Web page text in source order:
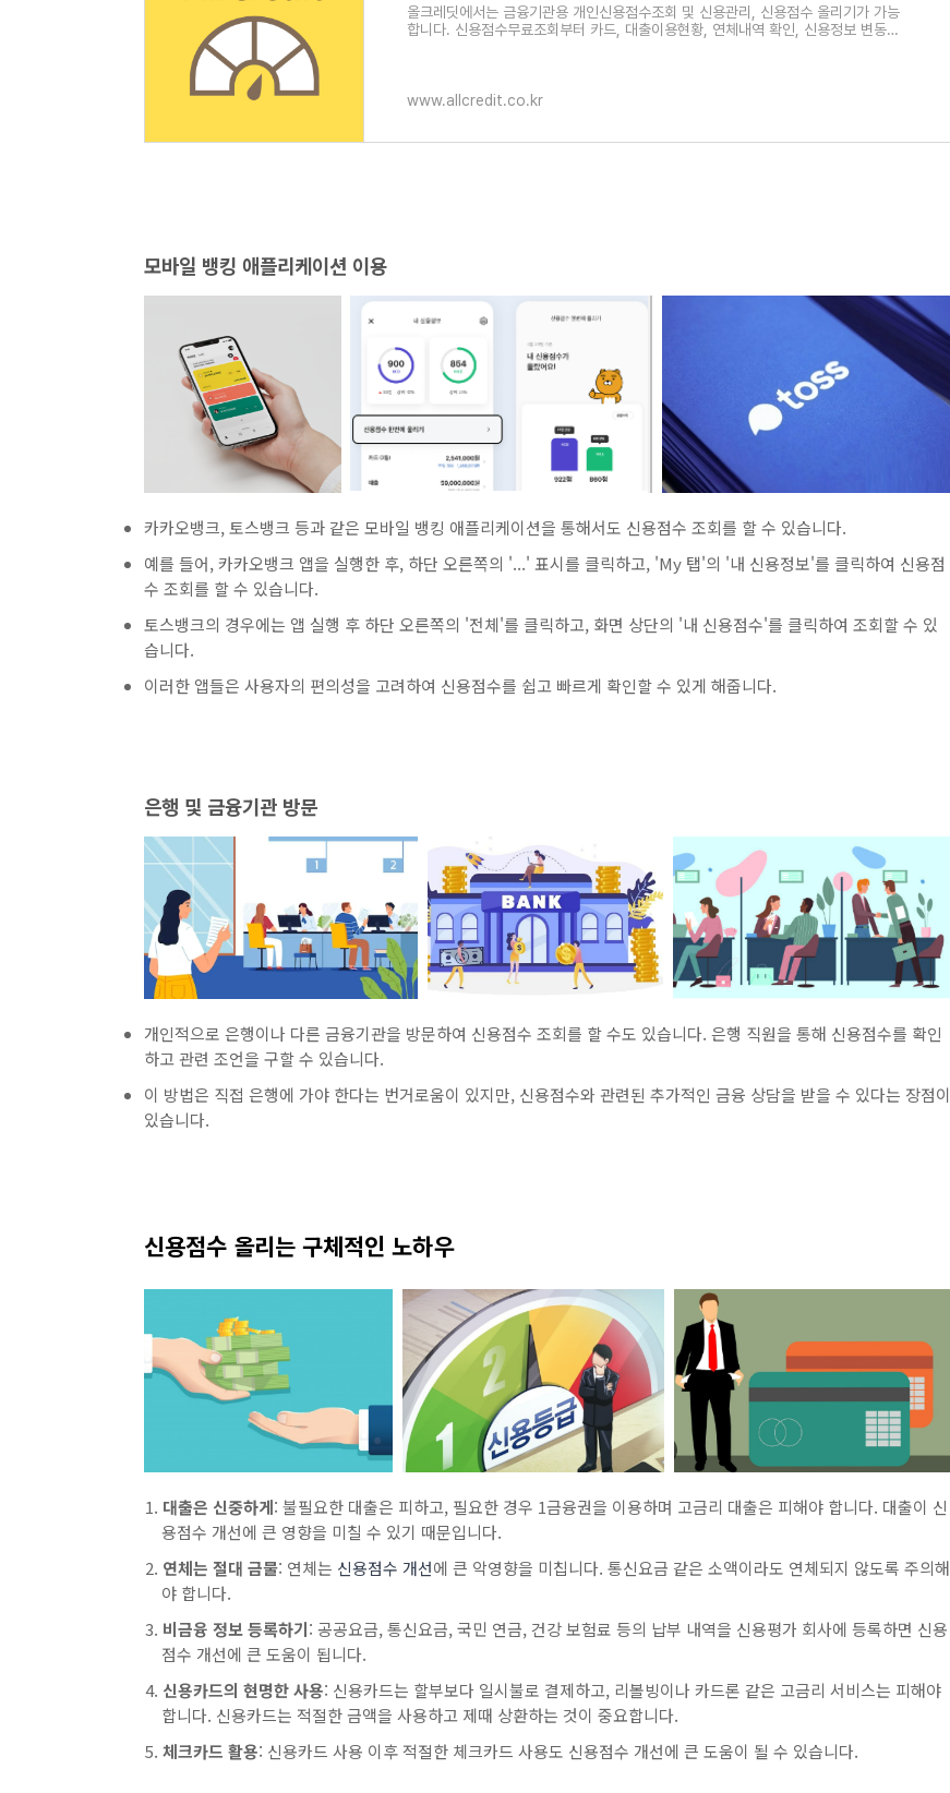
올크레딧에서는 금융기관용 개인신용점수조회 및 신용관리, 신용점수 올리기가 가능
합니다. 신용점수무료조회부터 카드, 대출이용현황, 연체내역 확인, 신용정보 변동알
www.allcredit.co.kr
모바일 뱅킹 애플리케이션 이용
카카오뱅크, 토스뱅크 등과 같은 모바일 뱅킹 애플리케이션을 통해서도 신용점수 조회를 할 수 있습니다.
예를 들어, 카카오뱅크 앱을 실행한 후, 하단 오른쪽의 '...' 표시를 클릭하고, 'My 탭'의 '내 신용정보'를 클릭하여 신용점
수 조회를 할 수 있습니다.
토스뱅크의 경우에는 앱 실행 후 하단 오른쪽의 '전체'를 클릭하고, 화면 상단의 '내 신용점수'를 클릭하여 조회할 수 있
습니다.
이러한 앱들은 사용자의 편의성을 고려하여 신용점수를 쉽고 빠르게 확인할 수 있게 해줍니다.
은행 및 금융기관 방문
개인적으로 은행이나 다른 금융기관을 방문하여 신용점수 조회를 할 수도 있습니다. 은행 직원을 통해 신용점수를 확인
하고 관련 조언을 구할 수 있습니다.
이 방법은 직접 은행에 가야 한다는 번거로움이 있지만, 신용점수와 관련된 추가적인 금융 상담을 받을 수 있다는 장점이
있습니다.
신용점수 올리는 구체적인 노하우
대출은 신중하게: 불필요한 대출은 피하고, 필요한 경우 1금융권을 이용하며 고금리 대출은 피해야 합니다. 대출이 신
용점수 개선에 큰 영향을 미칠 수 있기 때문입니다.
연체는 절대 금물: 연체는 신용점수 개선에 큰 악영향을 미칩니다. 통신요금 같은 소액이라도 연체되지 않도록 주의해
야 합니다.
비금융 정보 등록하기: 공공요금, 통신요금, 국민 연금, 건강 보험료 등의 납부 내역을 신용평가 회사에 등록하면 신용
점수 개선에 큰 도움이 됩니다.
신용카드의 현명한 사용: 신용카드는 할부보다 일시불로 결제하고, 리볼빙이나 카드론 같은 고금리 서비스는 피해야
합니다. 신용카드는 적절한 금액을 사용하고 제때 상환하는 것이 중요합니다.
체크카드 활용: 신용카드 사용 이후 적절한 체크카드 사용도 신용점수 개선에 큰 도움이 될 수 있습니다.